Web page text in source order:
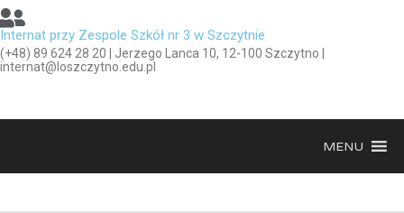
Internat przy Zespole Szkół nr 3 w Szczytnie
(+48) 89 624 28 20 | Jerzego Lanca 10, 12-100 Szczytno |
internat@loszczytno.edu.pl
MENU